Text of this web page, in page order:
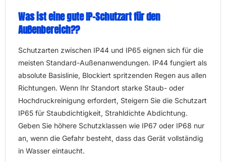
Was ist eine gute IP-Schutzart für den
Außenbereich??
Schutzarten zwischen IP44 und IP65 eignen sich für die
meisten Standard-Außenanwendungen. IP44 fungiert als
absolute Basislinie, Blockiert spritzenden Regen aus allen
Richtungen. Wenn Ihr Standort starke Staub- oder
Hochdruckreinigung erfordert, Steigern Sie die Schutzart
IP65 für Staubdichtigkeit, Strahldichte Abdichtung.
Geben Sie höhere Schutzklassen wie IP67 oder IP68 nur
an, wenn die Gefahr besteht, dass das Gerät vollständig
in Wasser eintaucht.